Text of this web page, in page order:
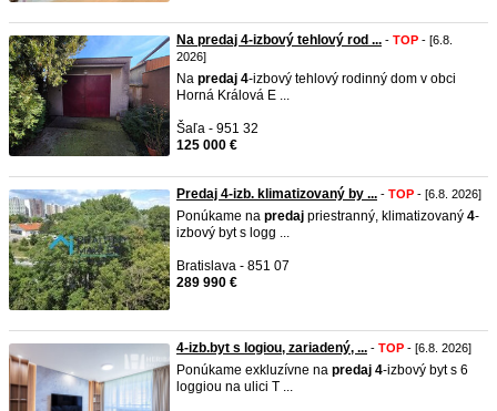
Na predaj 4-izbový tehlový rod ... - TOP - [6.8.
2026]
Na predaj 4-izbový tehlový rodinný dom v obci
Horná Králová E ...
Šaľa - 951 32
125 000 €
Predaj 4-izb. klimatizovaný by ... - TOP - [6.8. 2026]
Ponúkame na predaj priestranný, klimatizovaný 4-
izbový byt s logg ...
Bratislava - 851 07
289 990 €
4-izb.byt s logiou, zariadený, ... - TOP - [6.8. 2026]
Ponúkame exkluzívne na predaj 4-izbový byt s 6
loggiou na ulici T ...